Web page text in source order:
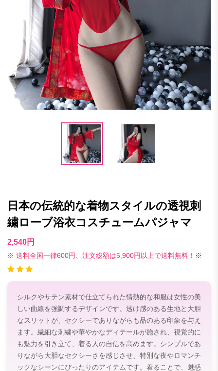
日本の伝統的な着物スタイルの透視刺
繍ローブ浴衣コスチュームパジャマ
2,540円
※ 送料全国一律600円、注文総額は5,900円以上で送料無料！※
シルクやサテン素材で仕立てられた情熱的な和服は女性の美
しい曲線を強調するデザインです。透け感のある生地と大胆
なスリットが、セクシーでありながらも品のある印象を与え
ます。繊細な刺繍や華やかなディテールが施され、視覚的に
も魅力を引き立て、着る人の自信を高めます。シンプルであ
りながら大胆なセクシーさを感じさせ、特別な夜やロマンチ
ックなシーンにぴったりのアイテムです。着ることで、魅惑